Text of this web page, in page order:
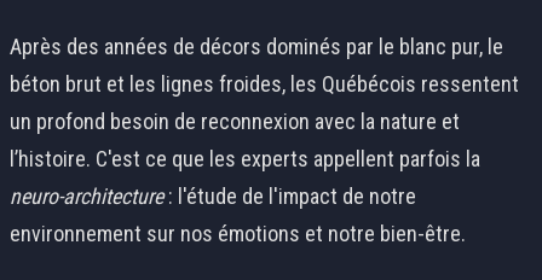
Après des années de décors dominés par le blanc pur, le
béton brut et les lignes froides, les Québécois ressentent
un profond besoin de reconnexion avec la nature et
l’histoire. C'est ce que les experts appellent parfois la
neuro-architecture: l'étude de l'impact de notre
environnement sur nos émotions et notre bien-être.